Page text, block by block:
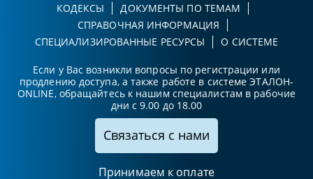
КОДЕКСЫ
ДОКУМЕНТЫ ПО ТЕМАМ
СПРАВОЧНАЯ ИНФОРМАЦИЯ
СПЕЦИАЛИЗИРОВАННЫЕ РЕСУРСЫ
О СИСТЕМЕ
Если у Вас возникли вопросы по регистрации или
продлению доступа, а также работе в системе ЭТАЛОН-
ONLINE, обращайтесь к нашим специалистам в рабочие
дни с 9.00 до 18.00
Связаться с нами
Принимаем к оплате